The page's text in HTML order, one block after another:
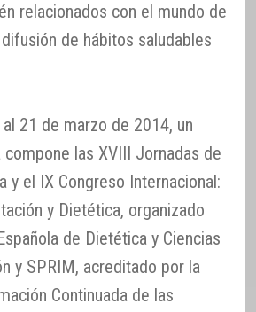
relacionados con el mundo de
de hábitos saludables
21 de marzo de 2014, un
las XVIII Jornadas de
y el IX Congreso Internacional:
y Dietética, organizado
de Dietética y Ciencias
y SPRIM, acreditado por la
Continuada de las